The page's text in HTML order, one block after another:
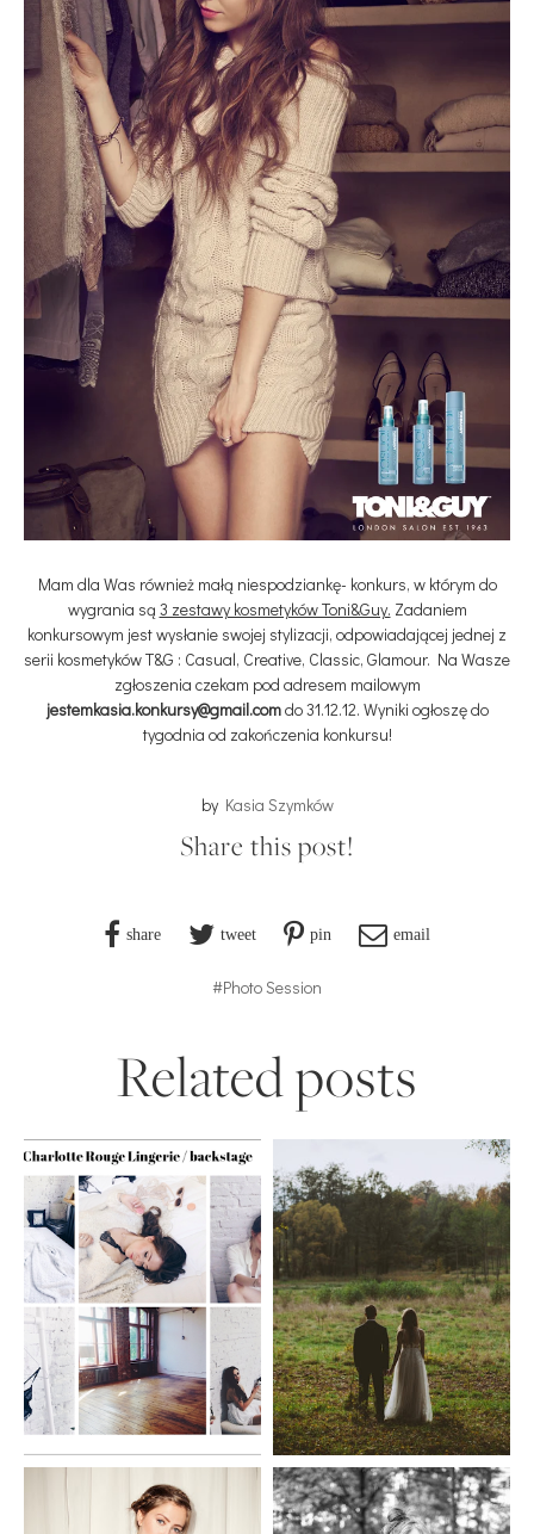
Mam dla Was również małą niespodziankę- konkurs, w którym do
wygrania są 3 zestawy kosmetyków Toni&Guy. Zadaniem
konkursowym jest wysłanie swojej stylizacji, odpowiadającej jednej z
serii kosmetyków T&G : Casual, Creative, Classic, Glamour. Na Wasze
zgłoszenia czekam pod adresem mailowym
jestemkasia.konkursy@gmail.comdo 31.12.12. Wyniki ogłoszę do
tygodnia od zakończenia konkursu!
by Kasia Szymków
Share this post!
share tweet pin email
#Photo Session
Related posts